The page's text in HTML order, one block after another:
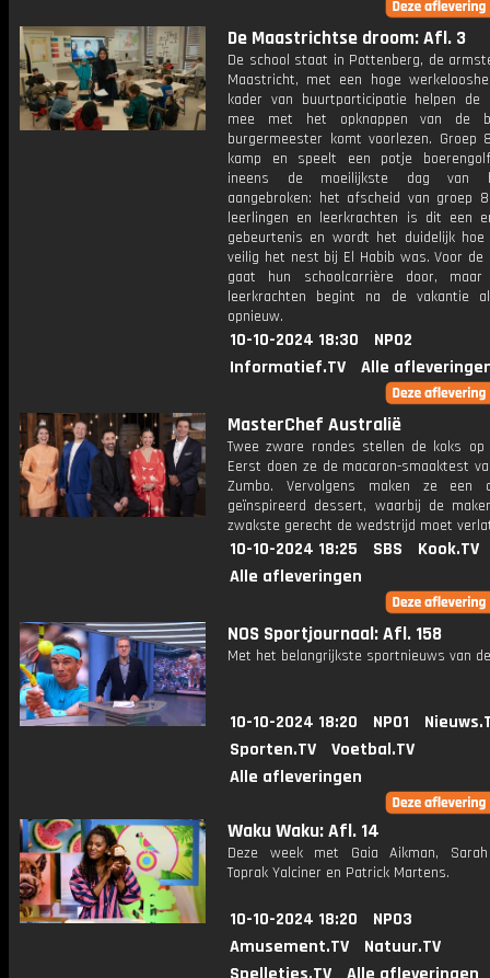
De Maastrichtse droom: Afl. 3
De school staat in Pottenberg, de
Maastricht, met een hoge
kader van buurtparticipatie helpen de
mee met het opknappen van de
burgermeester komt voorlezen. Groep
kamp en speelt een potje
ineens de moeilijkste dag van
aangebroken: het afscheid van groep
leerlingen en leerkrachten is dit een
gebeurtenis en wordt het duidelijk
veilig het nest bij El Habib was. Voor de
gaat hun schoolcarrière door,
leerkrachten begint na de vakantie
opnieuw.
10-10-2024 18:30
NPO2
Informatief.TV
Alle
MasterChef Australië
Twee zware rondes stellen de koks
Eerst doen ze de macaron-smaaktest
Zumbo. Vervolgens maken ze een
geïnspireerd dessert, waarbij de
zwakste gerecht de wedstrijd moet
10-10-2024 18:25 SBS
Kook.TV
Alle afleveringen
NOS Sportjournaal: Afl. 158
Met het belangrijkste sportnieuws van
10-10-2024 18:20 NPO1
Sporten.TV
Voetbal.TV
Alle afleveringen
Waku Waku: Afl. 14
Deze week met Gaia Aikman,
Toprak Yalciner en Patrick Martens.
10-10-2024 18:20
NPO3
Amusement.TV
Natuur.TV